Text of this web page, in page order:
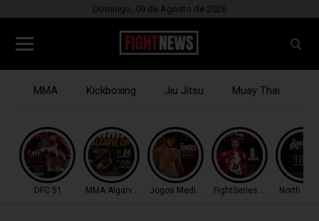
Domingo, 09 de Agosto de 2026
MMA Kickboxing Jiu Jitsu Muay Thai
DFC 51 MMA Algarve CupJogos MediterrâneoFightSeries 11 North